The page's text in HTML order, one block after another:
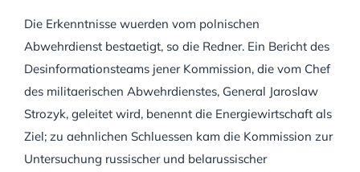
Die Erkenntnisse wuerden vom polnischen
Abwehrdienst bestaetigt, so die Redner. Ein Bericht des
Desinformationsteams jener Kommission, die vom Chef
des militaerischen Abwehrdienstes, General Jaroslaw
Strozyk, geleitet wird, benennt die Energiewirtschaft als
Ziel; zu aehnlichen Schluessen kam die Kommission zur
Untersuchung russischer und belarussischer